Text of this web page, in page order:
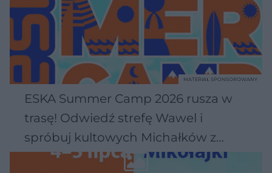
ESKA Summer Camp 2026 rusza w
trasę! Odwiedź strefę Wawel i
spróbuj kultowych Michałków z
Wawelu
MATERIAŁ SPONSOROWANY